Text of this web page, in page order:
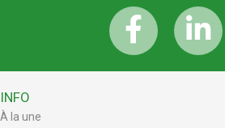
INFO
À la une